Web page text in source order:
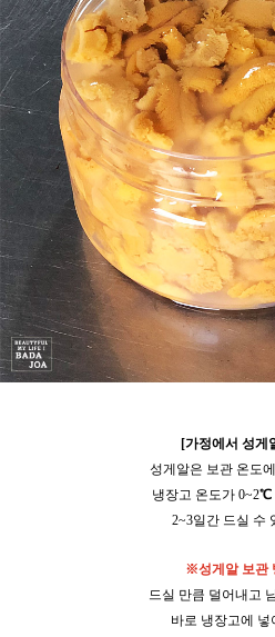
[가정에서 성게
성게알은 보관 온도
냉장고 온도가 0~2℃
2~3일간 드실 수
※성게알 보관
드실 만큼 덜어내고
바로 냉장고에 넣